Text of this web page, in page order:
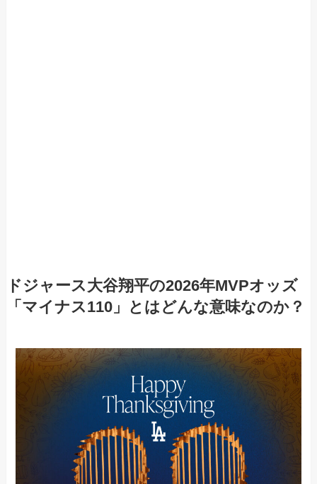
ドジャース大谷翔平の2026年MVPオッズ
「マイナス110」とはどんな意味なのか？